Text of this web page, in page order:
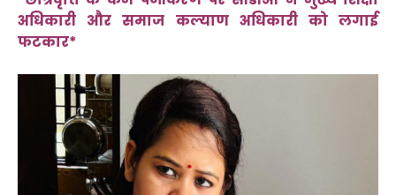
अधिकारी और समाज कल्याण अधिकारी को लगाई
फटकार*